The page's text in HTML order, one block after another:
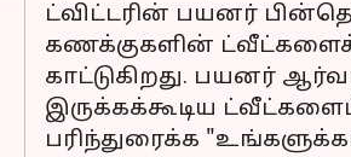
ட்விட்டரின் பயனர்
கணக்குகளின்
காட்டுகிறது. பயனர்
இருக்கக்கூடிய
பரிந்துரைக்க